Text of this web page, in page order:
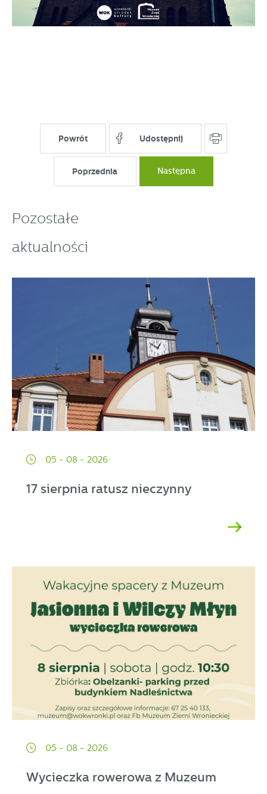
Powrót Udostępnij
Poprzednia Następna
Pozostałe
aktualności
05 - 08 - 2026
17 sierpnia ratusz nieczynny
05 - 08 - 2026
Wycieczka rowerowa z Muzeum